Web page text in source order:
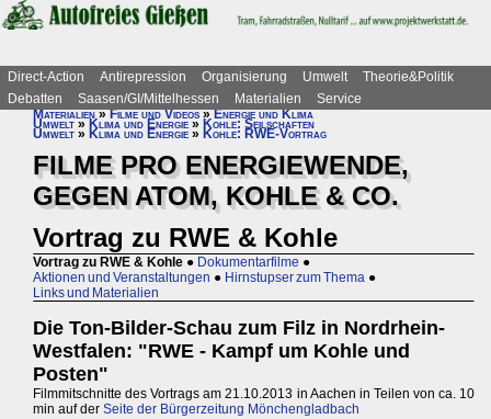
Direct-Action Antirepression Organisierung Umwelt
Theorie&Politik
Debatten
Saasen/GI/Mittelhessen Materialien
Service
Materialien»Filme und Videos»Energie und Klima
Umwelt » Klima und Energie » Kohle: Seilschaften
Umwelt » Klima und Energie » Kohle: RWE-Vortrag
FILME PRO ENERGIEWENDE,
GEGEN ATOM, KOHLE & CO.
Vortrag zu RWE & Kohle
Vortrag zu RWE & Kohle ● Dokumentarfilme ●
Aktionen und Veranstaltungen ● Hirnstupser zum Thema ●
Links und Materialien
Die Ton-Bilder-Schau zum Filz in Nordrhein-
Westfalen: "RWE - Kampf um Kohle und
Posten"
Filmmitschnitte des Vortrags am 21.10.2013 in Aachen in Teilen von ca. 10
min auf der Seite der Bürgerzeitung Mönchengladbach